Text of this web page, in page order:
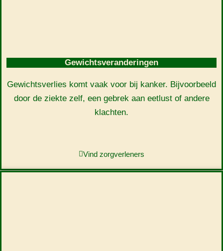
Gewichtsveranderingen
Gewichtsverlies komt vaak voor bij kanker. Bijvoorbeeld
door de ziekte zelf, een gebrek aan eetlust of andere
klachten.
Vind zorgverleners